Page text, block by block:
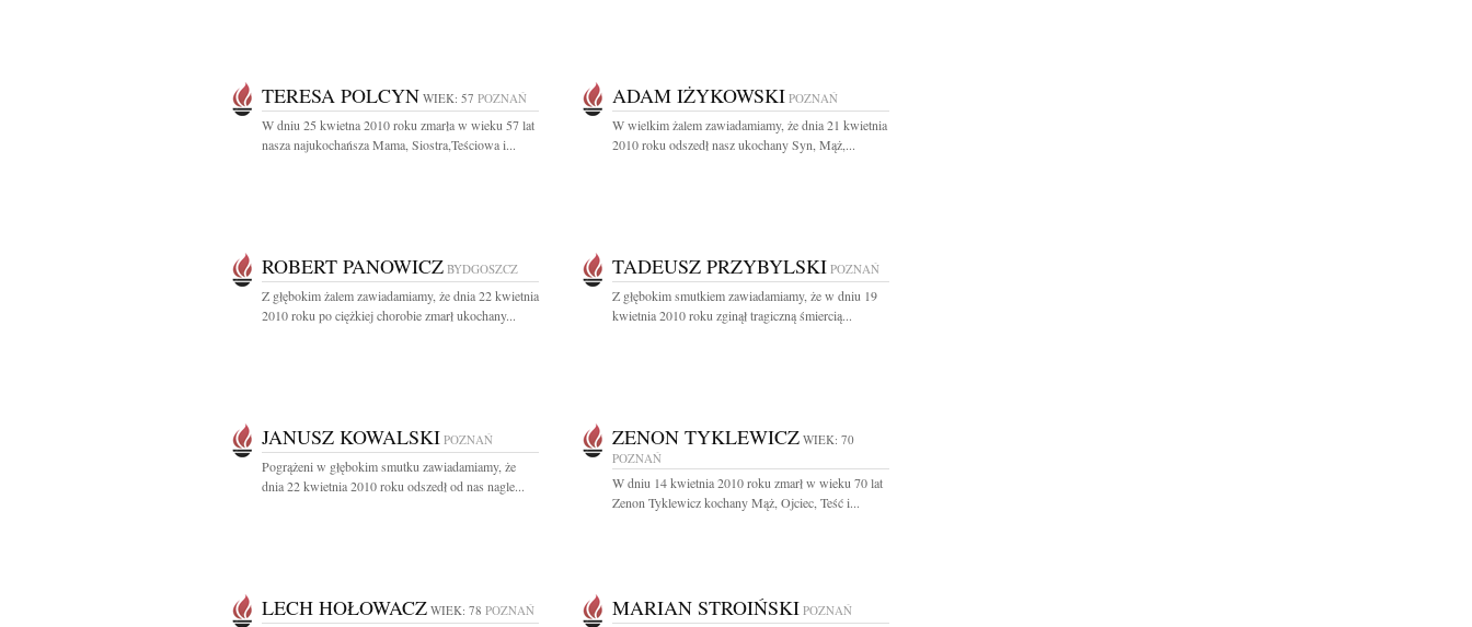
TERESA POLCYN WIEK: 57 POZNAŃ
W dniu 25 kwietna 2010 roku zmarła w wieku 57 lat
nasza najukochańsza Mama, Siostra,Teściowa i...
ADAM IŻYKOWSKI POZNAŃ
W wielkim żalem zawiadamiamy, że dnia 21 kwietnia
2010 roku odszedł nasz ukochany Syn, Mąż,...
ROBERT PANOWICZ BYDGOSZCZ
Z głębokim żalem zawiadamiamy, że dnia 22 kwietnia
2010 roku po ciężkiej chorobie zmarł ukochany...
TADEUSZ PRZYBYLSKI POZNAŃ
Z głębokim smutkiem zawiadamiamy, że w dniu 19
kwietnia 2010 roku zginął tragiczną śmiercią...
JANUSZ KOWALSKI POZNAŃ
Pogrążeni w głębokim smutku zawiadamiamy, że
dnia 22 kwietnia 2010 roku odszedł od nas nagle...
ZENON TYKLEWICZ WIEK: 70
POZNAŃ
W dniu 14 kwietnia 2010 roku zmarł w wieku 70 lat
Zenon Tyklewicz kochany Mąż, Ojciec, Teść i...
LECH HOŁOWACZ WIEK: 78 POZNAŃ MARIAN STROIŃSKI POZNAŃ